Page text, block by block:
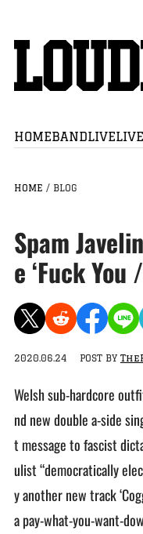
HOMEBANDLIVE
HOME / BLOG
Spam
e ‘Fuck You
2020.06.24 POST BY
Welsh sub-hardcore
nd new double a-side
t message to fascist
ulist “democratically
y another new track
a pay-what-you-want-